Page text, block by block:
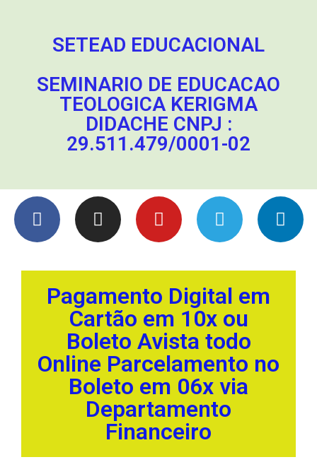
SETEAD EDUCACIONAL
SEMINARIO DE EDUCACAO
TEOLOGICA KERIGMA
DIDACHE CNPJ :
29.511.479/0001-02
Pagamento Digital em
Cartão em 10x ou
Boleto Avista todo
Online Parcelamento no
Boleto em 06x via
Departamento
Financeiro